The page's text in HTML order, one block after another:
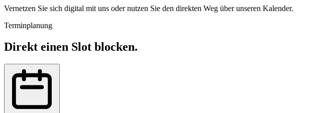
Vernetzen Sie sich digital mit uns oder nutzen Sie den direkten Weg über unseren Kalender.
Terminplanung
Direkt einen Slot blocken.